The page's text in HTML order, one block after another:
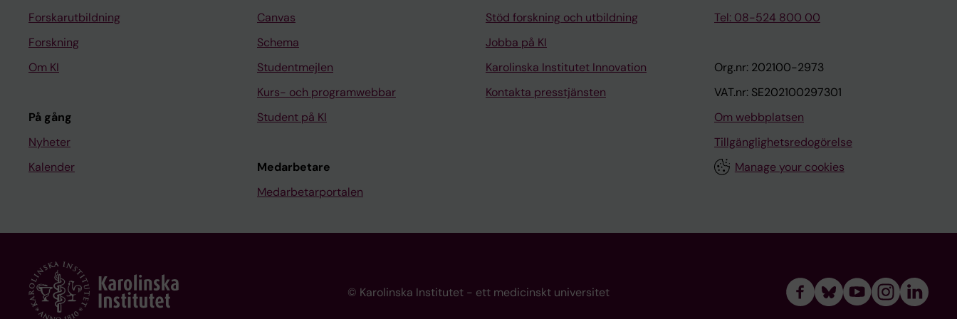
Forskarutbildning
Forskning
Om KI
På gång
Nyheter
Kalender
Canvas
Schema
Studentmejlen
Kurs- och programwebbar
Student på KI
Medarbetare
Medarbetarportalen
Stöd forskning och utbildning
Jobba på KI
Karolinska Institutet Innovation
Kontakta presstjänsten
Tel: 08-524 800 00
Org.nr: 202100-2973
VAT.nr: SE202100297301
Om webbplatsen
Tillgänglighetsredogörelse
Manage your cookies
© Karolinska Institutet - ett medicinskt universitet